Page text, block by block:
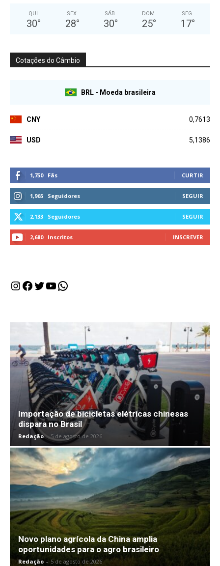
QUI
30°
SEX
28°
SÁB
30°
DOM
25°
SEG
17°
Cotações do Câmbio
BRL - Moeda brasileira
CNY 0,7613
USD 5,1386
1,750 Fãs CURTIR
1,965 Seguidores SEGUIR
2,133 Seguidores SEGUIR
2,680 Inscritos INSCREVER
Instagram
Facebook
Twitter
Youtube
WhatsApp
Importação de bicicletas elétricas chinesas
dispara no Brasil
Redação - 5 de agosto de 2026
Novo plano agrícola da China amplia
oportunidades para o agro brasileiro
Redação - 5 de agosto de 2026